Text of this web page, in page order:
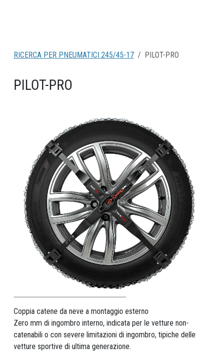
RICERCA PER PNEUMATICI 245/45-17 PILOT-PRO
PILOT-PRO
Coppia catene da neve a montaggio esterno
Zero mm di ingombro interno, indicata per le vetture non-
catenabili o con severe limitazioni di ingombro, tipiche delle
vetture sportive di ultima generazione.